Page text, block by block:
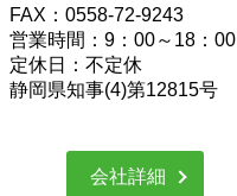
FAX：0558-72-9243
営業時間：9：00～18：00
定休日：不定休
静岡県知事(4)第12815号
会社詳細